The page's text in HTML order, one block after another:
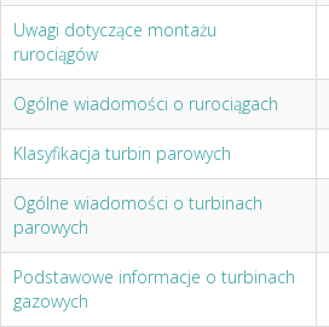
Uwagi dotyczące montażu
rurociągów
Ogólne wiadomości o rurociągach
Klasyfikacja turbin parowych
Ogólne wiadomości o turbinach
parowych
Podstawowe informacje o turbinach
gazowych